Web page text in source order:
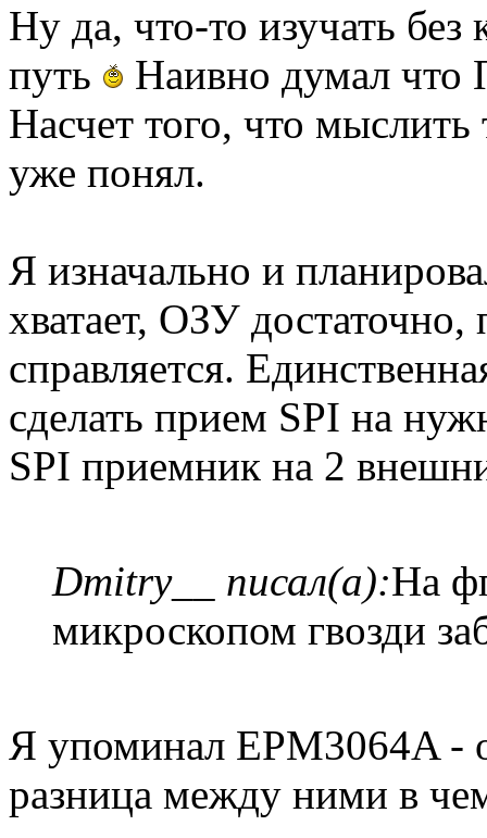
Ну да, что-то изучать
путь
Наивно думал что
Насчет того, что
уже понял.
Я изначально и
хватает, ОЗУ
справляется.
сделать прием SPI на
SPI приемник на 2
Dmitry__ писал(а):На
микроскопом гвозди
Я упоминал EPM3064A -
разница между ними в